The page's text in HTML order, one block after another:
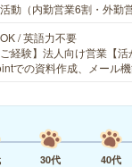
動（内勤営業6割・外勤
/ 英語力不要
ご経験】法人向け営業【活
での資料作成、メール
30代 40代